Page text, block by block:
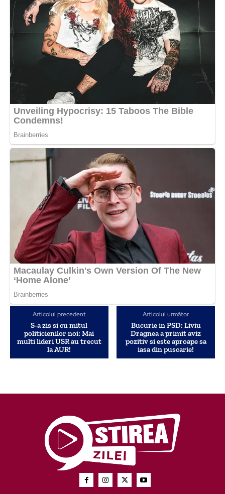
Articolul precedent
S-a zis si cu mitul
politicienilor noi: Mai
multi lideri USR au trecut
la AUR!
Articolul următor
Bucurie in PSD: Liviu
Dragnea a primit aviz
pozitiv si este aproape sa
iasa din puscarie!